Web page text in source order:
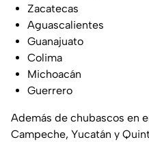
Zacatecas
Aguascalientes
Guanajuato
Colima
Michoacán
Guerrero
Además de chubascos en
Campeche, Yucatán y